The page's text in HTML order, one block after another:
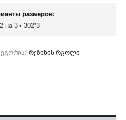
размеров:
на 3 • 302*3
რეზინის რგოლი